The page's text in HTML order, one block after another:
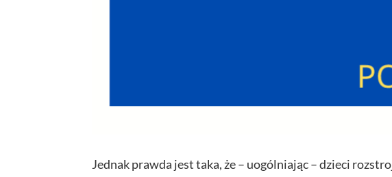
Jednak prawda jest taka, że – uogólniając – dzieci